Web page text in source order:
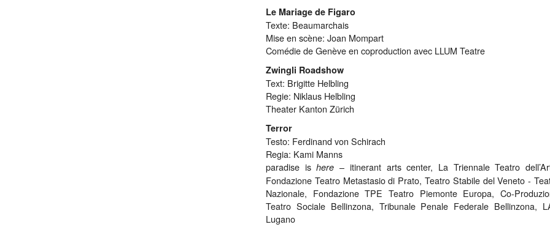
Le Mariage de Figaro
Texte: Beaumarchais
Mise en scène: Joan Mompart
Comédie de Genève en coproduction avec LLUM Teatre
Zwingli Roadshow
Text: Brigitte Helbling
Regie: Niklaus Helbling
Theater Kanton Zürich
Terror
Testo: Ferdinand von Schirach
Regia: Kami Manns
paradise ishere – itinerant arts center, La Triennale Teatro
Fondazione Teatro Metastasio di Prato, Teatro Stabile del Veneto -
Nazionale, Fondazione TPE Teatro Piemonte Europa, Co-
Teatro Sociale Bellinzona, Tribunale Penale Federale Bellinzona,
Lugano